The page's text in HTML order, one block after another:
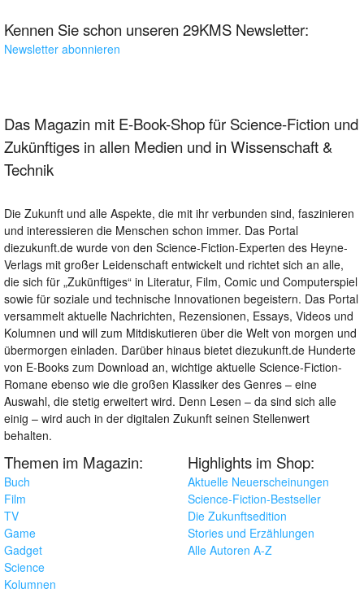
Kennen Sie schon unseren 29KMS Newsletter:
Newsletter abonnieren
Das Magazin mit E-Book-Shop für Science-Fiction und
Zukünftiges in allen Medien und in Wissenschaft &
Technik
Die Zukunft und alle Aspekte, die mit ihr verbunden sind, faszinieren
und interessieren die Menschen schon immer. Das Portal
diezukunft.de wurde von den Science-Fiction-Experten des Heyne-
Verlags mit großer Leidenschaft entwickelt und richtet sich an alle,
die sich für „Zukünftiges“ in Literatur, Film, Comic und Computerspiel
sowie für soziale und technische Innovationen begeistern. Das Portal
versammelt aktuelle Nachrichten, Rezensionen, Essays, Videos und
Kolumnen und will zum Mitdiskutieren über die Welt von morgen und
übermorgen einladen. Darüber hinaus bietet diezukunft.de Hunderte
von E-Books zum Download an, wichtige aktuelle Science-Fiction-
Romane ebenso wie die großen Klassiker des Genres – eine
Auswahl, die stetig erweitert wird. Denn Lesen – da sind sich alle
einig – wird auch in der digitalen Zukunft seinen Stellenwert
behalten.
Themen im Magazin:
Buch
Film
TV
Game
Gadget
Science
Kolumnen
Highlights im Shop:
Aktuelle Neuerscheinungen
Science-Fiction-Bestseller
Die Zukunftsedition
Stories und Erzählungen
Alle Autoren A-Z